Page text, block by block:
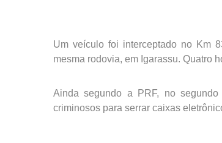
Um veículo foi interceptado no Km
mesma rodovia, em Igarassu. Quatro
Ainda segundo a PRF, no
criminosos para serrar caixas